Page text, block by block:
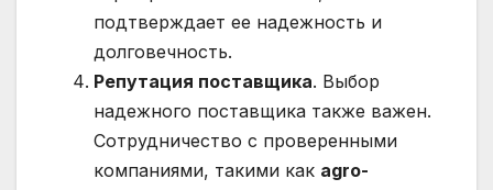
подтверждает ее надежность и
долговечность.
Репутация поставщика. Выбор
надежного поставщика также важен.
Сотрудничество с проверенными
компаниями, такими как agro-